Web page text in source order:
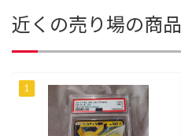
近くの売り場の商品